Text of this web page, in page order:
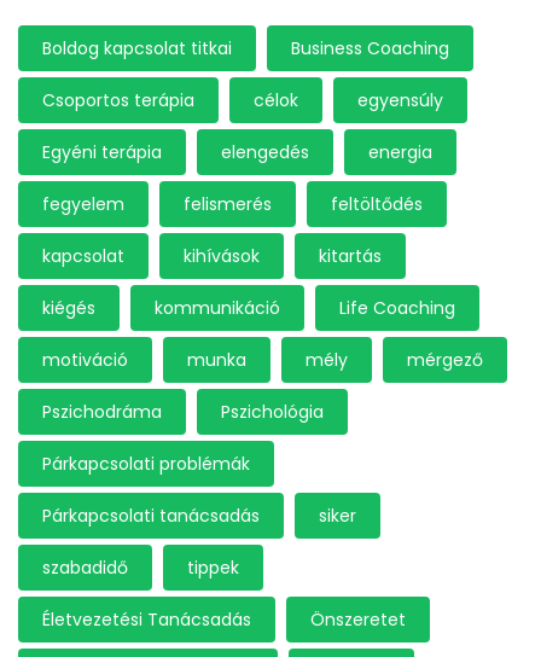
Boldog kapcsolat titkai Business Coaching
Csoportos terápia célok egyensúly
Egyéni terápia elengedés energia
fegyelem felismerés feltöltődés
kapcsolat kihívások kitartás
kiégés kommunikáció Life Coaching
motiváció munka mély mérgező
Pszichodráma Pszichológia
Párkapcsolati problémák
Párkapcsolati tanácsadás siker
szabadidő tippek
Életvezetési Tanácsadás Önszeretet